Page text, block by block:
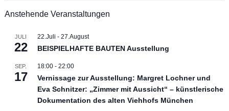
Anstehende Veranstaltungen
JULI
22
22.Juli - 27.August
BEISPIELHAFTE BAUTEN Ausstellung
SEP.
17
18:00- 22:00
Vernissage zur Ausstellung: Margret Lochner und
Eva Schnitzer: „Zimmer mit Aussicht“ – künstlerische
Dokumentation des alten Viehhofs München